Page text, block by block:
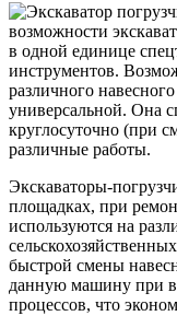
возможности
в одной единице
инструментов.
различного
универсальной. Она
круглосуточно (при
различные работы.
Экскаваторы-
площадках, при
используются на
быстрой смены
данную машину при
процессов, что